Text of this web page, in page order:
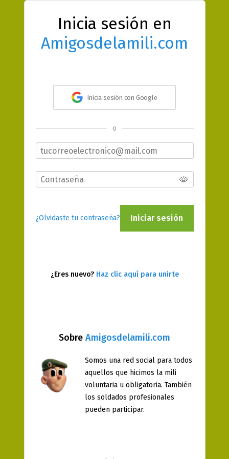
Sobre Amigosdelamili.com
Somos una red social para todos
aquellos que hicimos la mili
voluntaria u obligatoria. También
los soldados profesionales
pueden participar.
Inicia sesión en
Amigosdelamili.com
Inicia sesión con Google
o
¿Olvidaste tu contraseña? Iniciar sesión
¿Eres nuevo? Haz clic aquí para unirte